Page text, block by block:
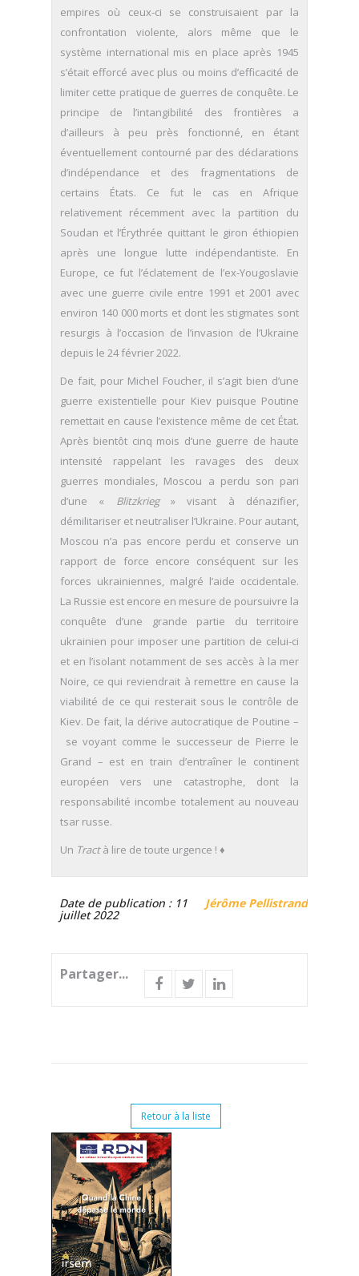
empires où ceux-ci se construisaient par la
confrontation violente, alors même que le
système international mis en place après 1945
s’était efforcé avec plus ou moins d’efficacité de
limiter cette pratique de guerres de conquête. Le
principe de l’intangibilité des frontières a
d’ailleurs à peu près fonctionné, en étant
éventuellement contourné par des déclarations
d’indépendance et des fragmentations de
certains États. Ce fut le cas en Afrique
relativement récemment avec la partition du
Soudan et l’Érythrée quittant le giron éthiopien
après une longue lutte indépendantiste. En
Europe, ce fut l’éclatement de l’ex-Yougoslavie
avec une guerre civile entre 1991 et 2001 avec
environ 140 000 morts et dont les stigmates sont
resurgis à l’occasion de l’invasion de l’Ukraine
depuis le 24 février 2022.
De fait, pour Michel Foucher, il s’agit bien d’une
guerre existentielle pour Kiev puisque Poutine
remettait en cause l’existence même de cet État.
Après bientôt cinq mois d’une guerre de haute
intensité rappelant les ravages des deux
guerres mondiales, Moscou a perdu son pari
d’une « Blitzkrieg» visant à dénazifier,
démilitariser et neutraliser l’Ukraine. Pour autant,
Moscou n’a pas encore perdu et conserve un
rapport de force encore conséquent sur les
forces ukrainiennes, malgré l’aide occidentale.
La Russie est encore en mesure de poursuivre la
conquête d’une grande partie du territoire
ukrainien pour imposer une partition de celui-ci
et en l’isolant notamment de ses accès à la mer
Noire, ce qui reviendrait à remettre en cause la
viabilité de ce qui resterait sous le contrôle de
Kiev. De fait, la dérive autocratique de Poutine –
se voyant comme le successeur de Pierre le
Grand – est en train d’entraîner le continent
européen vers une catastrophe, dont la
responsabilité incombe totalement au nouveau
tsar russe.
Un Tractà lire de toute urgence ! ♦
Jérôme Pellistrandi
Date de publication : 11
juillet 2022
Partager...
Retour à la liste